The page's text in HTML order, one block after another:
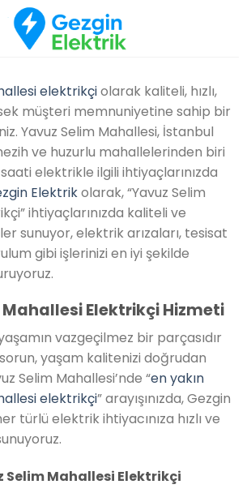
elektrikçiolarak kaliteli, hızlı,
müşteri memnuniyetine sahip bir
Yavuz Selim Mahallesi, İstanbul
ve huzurlu mahallelerinden biri
elektrikle ilgili ihtiyaçlarınızda
Elektrikolarak, “Yavuz Selim
ihtiyaçlarınızda kaliteli ve
sunuyor, elektrik arızaları, tesisat
gibi işlerinizi en iyi şekilde
Elektrikçi Hizmeti
vazgeçilmez bir parçasıdır
yaşam kalitenizi doğrudan
Selim Mahallesi’nde “en yakın
elektrikçi” arayışınızda, Gezgin
türlü elektrik ihtiyacınıza hızlı ve
Selim Mahallesi Elektrikçi